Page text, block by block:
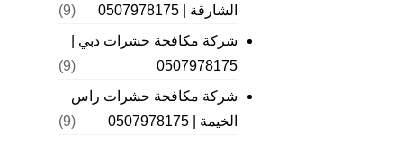
الشارقة | 0507978175
(9)
شركة مكافحة حشرات دبي |
0507978175
(9)
شركة مكافحة حشرات راس
الخيمة | 0507978175
(9)